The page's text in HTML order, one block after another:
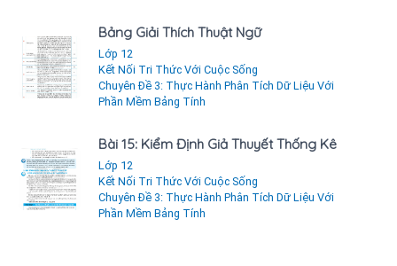
Bảng Giải Thích Thuật Ngữ
Lớp 12
Kết Nối Tri Thức Với Cuộc Sống
Chuyên Đề 3: Thực Hành Phân Tích Dữ Liệu Với
Phần Mềm Bảng Tính
Bài 15: Kiểm Định Giả Thuyết Thống Kê
Lớp 12
Kết Nối Tri Thức Với Cuộc Sống
Chuyên Đề 3: Thực Hành Phân Tích Dữ Liệu Với
Phần Mềm Bảng Tính